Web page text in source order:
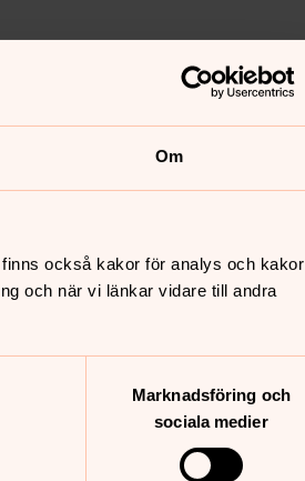
Om
också kakor för analys och kakor
och när vi länkar vidare till andra
Marknadsföring och
sociala medier